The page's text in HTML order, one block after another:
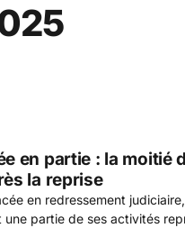
en partie : la moitié
la reprise
en redressement
partie de ses activités